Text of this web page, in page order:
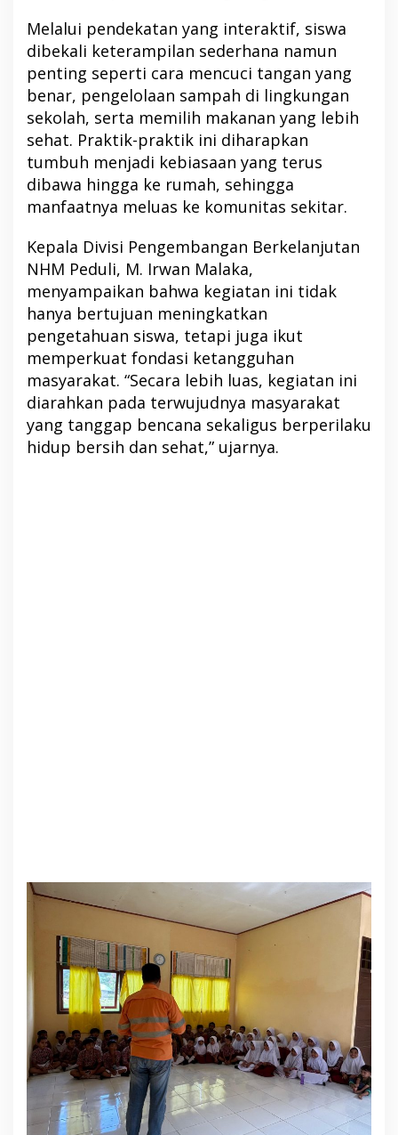
Melalui pendekatan yang interaktif, siswa
dibekali keterampilan sederhana namun
penting seperti cara mencuci tangan yang
benar, pengelolaan sampah di lingkungan
sekolah, serta memilih makanan yang lebih
sehat. Praktik-praktik ini diharapkan
tumbuh menjadi kebiasaan yang terus
dibawa hingga ke rumah, sehingga
manfaatnya meluas ke komunitas sekitar.
Kepala Divisi Pengembangan Berkelanjutan
NHM Peduli, M. Irwan Malaka,
menyampaikan bahwa kegiatan ini tidak
hanya bertujuan meningkatkan
pengetahuan siswa, tetapi juga ikut
memperkuat fondasi ketangguhan
masyarakat. “Secara lebih luas, kegiatan ini
diarahkan pada terwujudnya masyarakat
yang tanggap bencana sekaligus berperilaku
hidup bersih dan sehat,” ujarnya.